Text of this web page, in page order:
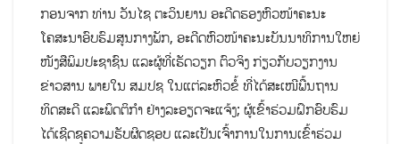
ກອນຈາກ ທ່ານ ວັນໄຊ ຕະວິນຍານ ອະດີດຮອງຫົວໜ້າຄະນະ
ໂຄສະນາອົບຮົມສູນກາງພັກ, ອະດີດຫົວໜ້າຄະນະບັນນາທິການໃຫຍ່
ໜັງສືພິມປະຊາຊົນ ແລະຜູ້ທີ່ເຮັດວຽກ ຕົວຈິງ ກ່ຽວກັບວຽກງານ
ຂ່າວສານ ພາຍໃນ ສມປຊ ໃນແຕ່ລະຫົວຂໍ້ ທີ່ໄດ້ສະເໜີພື້ນຖານ
ທິດສະດີ ແລະພຶດຕິກໍາ ຢ່າງລະອຽດຈະແຈ້ງ; ຜູ້ເຂົ້າຮ່ວມຝຶກອົບຮົມ
ໄດ້ເຊີດຊູຄວາມຮັບຜິດຊອບ ແລະເປັນເຈົ້າການໃນການເຂົ້າຮ່ວມ